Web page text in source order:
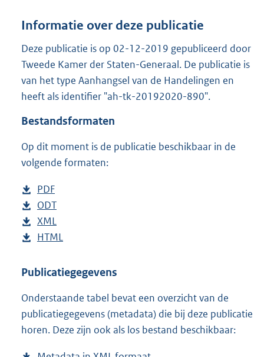
n
s
r
o
o
:
Informatie over deze publicatie
Deze publicatie is op 02-12-2019 gepubliceerd door
Tweede Kamer der Staten-Generaal. De publicatie is
van het type Aanhangsel van de Handelingen en
heeft als identifier "ah-tk-20192020-890".
Bestandsformaten
Op dit moment is de publicatie beschikbaar in de
volgende formaten:
D
o
w
n
o
d
p
u
PDF
e
s
t
n
s
g
r
D
o
w
l
a
d
p
ODT
s
a
d
s
g
D
o
n
o
a
d
XML
e
t
n
d
s
D
w
l
o
a
HTML
s
a
n
d
Publicatiegegevens
Onderstaande tabel bevat een overzicht van de
publicatiegegevens (metadata) die bij deze publicatie
horen. Deze zijn ook als los bestand beschikbaar: